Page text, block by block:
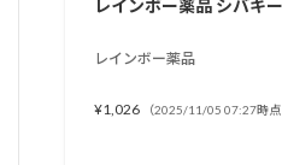
レインボー薬品 シバキ
レインボー薬品
¥1,026 （2025/11/05 07:27時点